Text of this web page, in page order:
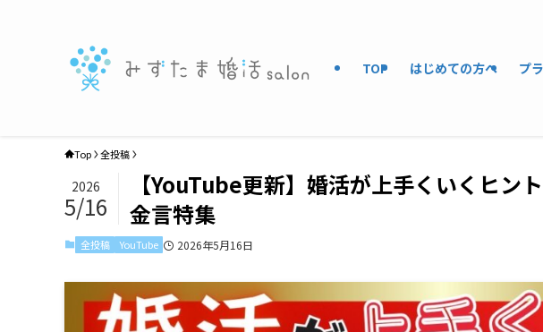
TOP はじめての方へ プ
Top 全投稿
【YouTube更新】婚活が上手くいくヒン
金言特集
2026
5/16
全投稿 YouTube 2026年5月16日